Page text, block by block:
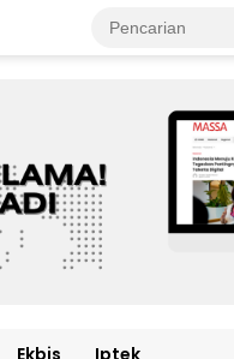
Ekbis Iptek